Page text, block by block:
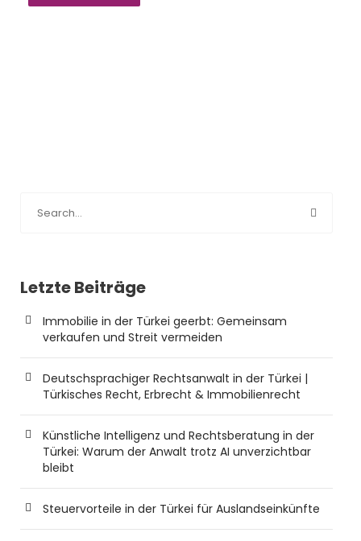
Letzte Beiträge
Immobilie in der Türkei geerbt: Gemeinsam
verkaufen und Streit vermeiden
Deutschsprachiger Rechtsanwalt in der Türkei |
Türkisches Recht, Erbrecht & Immobilienrecht
Künstliche Intelligenz und Rechtsberatung in der
Türkei: Warum der Anwalt trotz AI unverzichtbar
bleibt
Steuervorteile in der Türkei für Auslandseinkünfte